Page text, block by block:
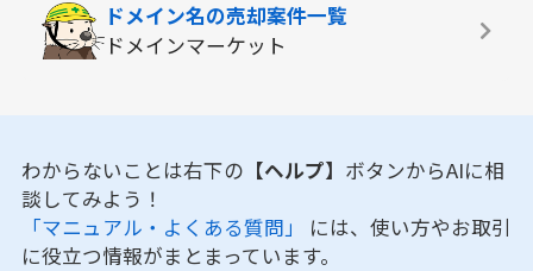
ドメイン名の売却案件一覧
ドメインマーケット
わからないことは右下の 【ヘルプ】 ボタンからAIに相
談してみよう！
「マニュアル・よくある質問」 には、使い方やお取引
に役立つ情報がまとまっています。